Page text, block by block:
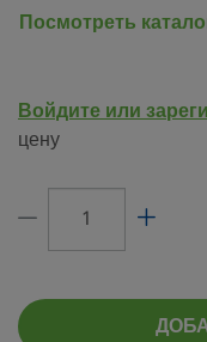
eClass (4.1)
eClass (6.0)
Посмотреть
Войдите или
цену